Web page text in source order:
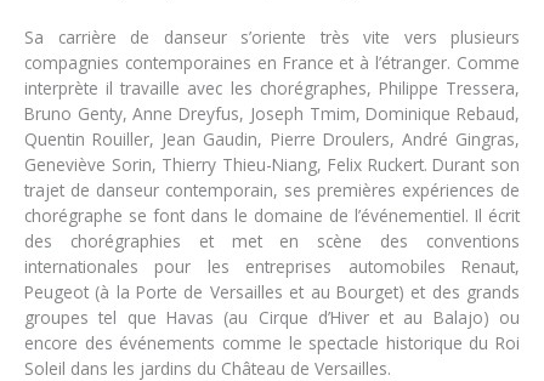
Sa carrière de danseur s’oriente très vite vers plusieurs
compagnies contemporaines en France et à l’étranger. Comme
interprète il travaille avec les chorégraphes, Philippe Tressera,
Bruno Genty, Anne Dreyfus, Joseph Tmim, Dominique Rebaud,
Quentin Rouiller, Jean Gaudin, Pierre Droulers, André Gingras,
Geneviève Sorin, Thierry Thieu-Niang, Felix Ruckert. Durant son
trajet de danseur contemporain, ses premières expériences de
chorégraphe se font dans le domaine de l’événementiel. Il écrit
des chorégraphies et met en scène des conventions
internationales pour les entreprises automobiles Renaut,
Peugeot (à la Porte de Versailles et au Bourget) et des grands
groupes tel que Havas (au Cirque d’Hiver et au Balajo) ou
encore des événements comme le spectacle historique du Roi
Soleil dans les jardins du Château de Versailles.